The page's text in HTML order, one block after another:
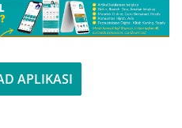
APLIKASI